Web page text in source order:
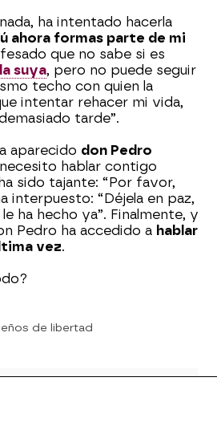
ha intentado hacerla
ahora formas parte de mi
que no sabe si es
suya, pero no puede seguir
techo con quien la
intentar rehacer mi vida,
tarde”.
aparecido don Pedro
hablar contigo
sido tajante: “Por favor,
interpuesto: “Déjela en paz,
ha hecho ya”. Finalmente, y
Pedro ha accedido a hablar
vez.
de libertad